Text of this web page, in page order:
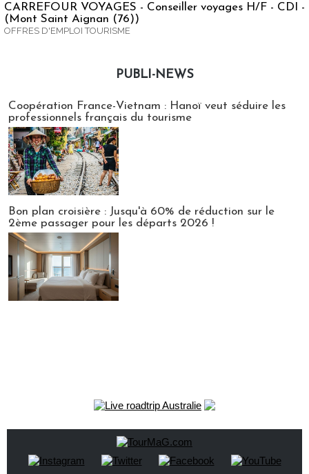
CARREFOUR VOYAGES - Conseiller voyages H/F - CDI -
(Mont Saint Aignan (76))
OFFRES D'EMPLOI TOURISME
PUBLI-NEWS
Coopération France-Vietnam : Hanoï veut séduire les
professionnels français du tourisme
Bon plan croisière : Jusqu'à 60% de réduction sur le
2ème passager pour les départs 2026 !